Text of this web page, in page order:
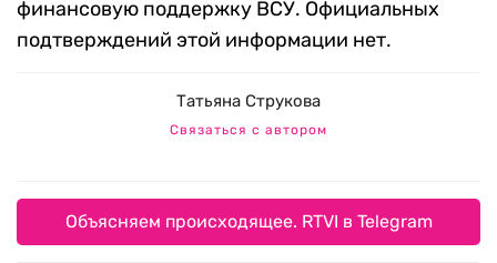
финансовую поддержку ВСУ. Официальных
подтверждений этой информации нет.
Татьяна Струкова
Связаться с автором
Объясняем происходящее. RTVI в Telegram